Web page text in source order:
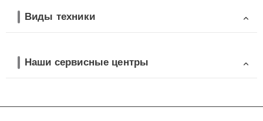
Виды техники
Наши сервисные центры